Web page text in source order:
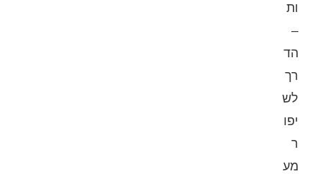
ות
–
הד
רך
לש
יפו
ר
מע